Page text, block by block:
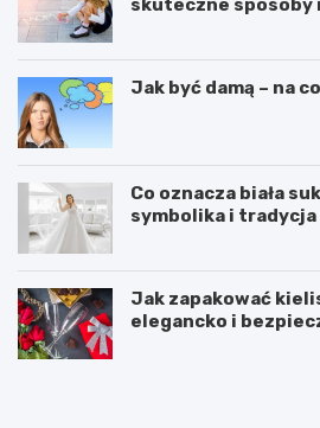
Jak być damą – na
Co oznacza biała
symbolika i tradycja
Jak zapakować
elegancko i